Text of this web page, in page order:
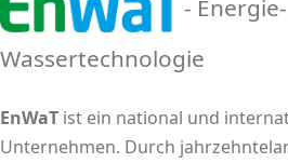
-
Wassertechnologie
EnWaT ist ein national und
Unternehmen. Durch